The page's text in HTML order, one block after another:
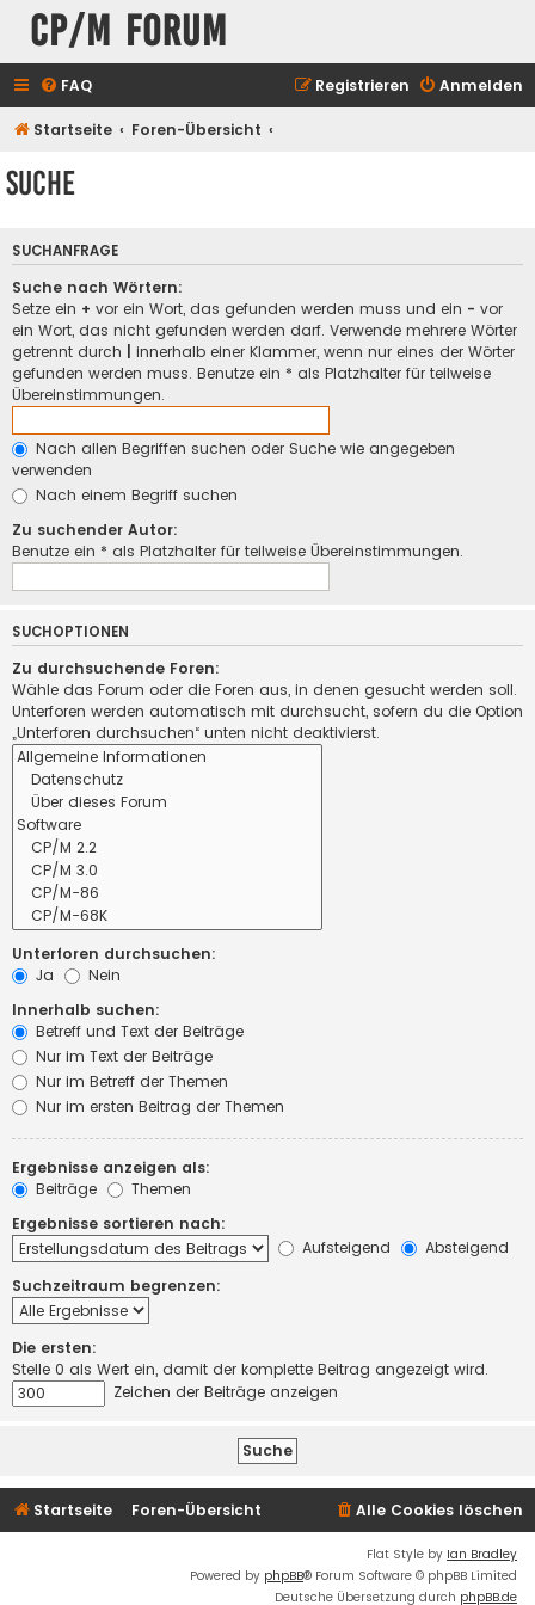
CP/M Forum
FAQ Anmelden
Registrieren
Startseite Foren-Übersicht
Suche
SUCHANFRAGE
Suche nach Wörtern:
Setze ein + vor ein Wort, das gefunden werden muss und ein - vor
ein Wort, das nicht gefunden werden darf. Verwende mehrere Wörter
getrennt durch
innerhalb einer Klammer, wenn nur eines der Wörter
gefunden werden muss. Benutze ein * als Platzhalter für teilweise
Übereinstimmungen.
Nach allen Begriffen suchen oder Suche wie angegeben
verwenden
Nach einem Begriff suchen
Zu suchender Autor:
Benutze ein * als Platzhalter für teilweise Übereinstimmungen.
SUCHOPTIONEN
Zu durchsuchende Foren:
Wähle das Forum oder die Foren aus, in denen gesucht werden soll.
Unterforen werden automatisch mit durchsucht, sofern du die Option
„Unterforen durchsuchen“ unten nicht deaktivierst.
Unterforen durchsuchen:
Ja
Nein
Innerhalb suchen:
Betreff und Text der Beiträge
Nur im Text der Beiträge
Nur im Betreff der Themen
Nur im ersten Beitrag der Themen
Ergebnisse anzeigen als:
Beiträge
Themen
Ergebnisse sortieren nach:
Aufsteigend
Absteigend
Suchzeitraum begrenzen:
Die ersten:
Stelle 0 als Wert ein, damit der komplette Beitrag angezeigt wird.
Zeichen der Beiträge anzeigen
Startseite Foren-Übersicht Alle Cookies löschen
Flat Style by Ian Bradley
Powered by phpBB® Forum Software © phpBB Limited
Deutsche Übersetzung durch phpBB.de